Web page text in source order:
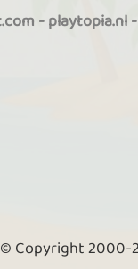
-playtopia.nl-
© Copyright 2000-